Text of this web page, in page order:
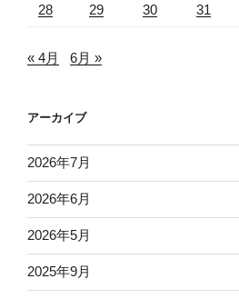
28 29 30 31
« 4月 6月 »
アーカイブ
2026年7月
2026年6月
2026年5月
2025年9月